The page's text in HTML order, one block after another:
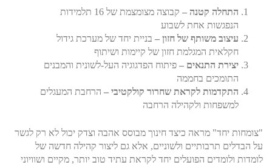
התחלה קטנה –
קבוצה מצומצמת של 16 תלמידות
הנפגשות אחת לשבוע
עיצוב משותף של חזון – בניית יחד של מערכת גידול
חקלאית המגלמת חזון של קיימות ושיתוף
יצירת התנאים – פיתוח הפדגוגיה העל-לשונית והמבנים
התומכים בחממה
התקדמות לקראת שחרור קולקטיבי – הרחבת המעגלים
למשפחות ולקהילה הרחבה
"צומחות יחד" מראה כיצד חינוך מבוסס אהבה וצדק יכול לא רק לגשר
על הבדלים תרבותיים ולשוניים, אלא גם ליצור קהילה חדשה של
לומדות ולומדים הפועלים יחד לקראת עתיד טוב יותר, מקיים ושוויוני